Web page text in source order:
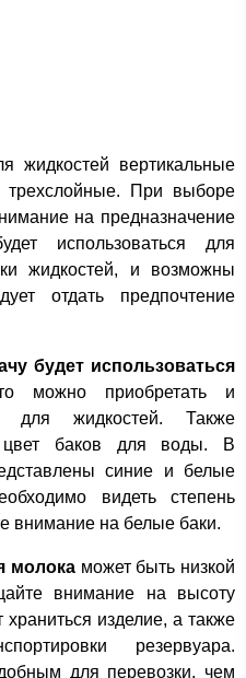
жидкостей вертикальные
трехслойные. При выборе
на предназначение
использоваться для
жидкостей, и возможны
отдать предпочтение
будет использоваться
можно приобретать и
для жидкостей. Также
баков для воды. В
синие и белые
видеть степень
внимание на белые баки.
молока может быть низкой
внимание на высоту
изделие, а также
резервуара.
для перевозки, чем